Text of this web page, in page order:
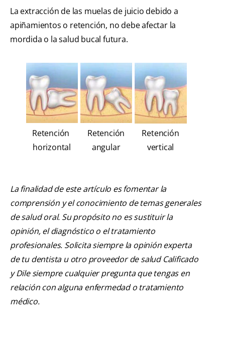
La extracción de las muelas de juicio debido a
apiñamientos o retención, no debe afectar la
mordida o la salud bucal futura.
Retención
horizontal
Retención
angular
Retención
vertical
La finalidad de este artículo es fomentar la
comprensión y el conocimiento de temas generales
de salud oral. Su propósito no es sustituir la
opinión, el diagnóstico o el tratamiento
profesionales. Solicita siempre la opinión experta
de tu dentista u otro proveedor de salud Calificado
y Dile siempre cualquier pregunta que tengas en
relación con alguna enfermedad o tratamiento
médico.